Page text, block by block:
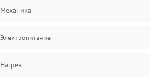
Механика
Электропитание
Нагрев